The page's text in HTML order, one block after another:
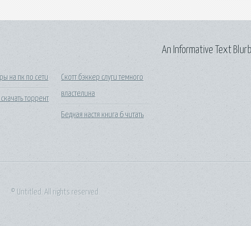
на пк по сети
торрент
Скотт бэккер слуги темного
властелина
Бедная настя книга 6 читать
An Informative Text
© Untitled. All rights reserved.